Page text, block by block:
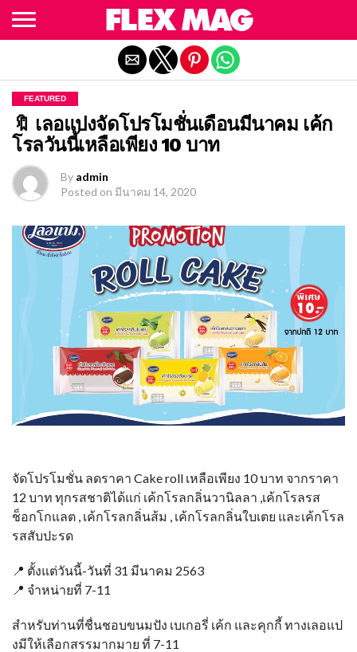
FEATURED
🔖 เลอแปงจัดโปรโมชั่นเดือนมีนาคม เค้ก
โรลวันนี้เหลือเพียง 10 บาท
By admin
Posted on มีนาคม 14, 2020
จัดโปรโมชั่น ลดราคา Cake roll เหลือเพียง 10 บาท จากราคา
12 บาท ทุกรสชาติได้แก่ เค้กโรลกลิ่นวานิลลา ,เค้กโรลรส
ช็อกโกแลต , เค้กโรลกลิ่นส้ม , เค้กโรลกลิ่นใบเตย และเค้กโรล
รสสับปะรด
📍 ตั้งแต่วันนี้-วันที่ 31 มีนาคม 2563
📍 จำหน่ายที่ 7-11
สำหรับท่านที่ชื่นชอบขนมปัง เบเกอรี่ เค้ก และคุกกี้ ทางเลอแป
งมีให้เลือกสรรมากมาย ที่ 7-11
Exit mobile version